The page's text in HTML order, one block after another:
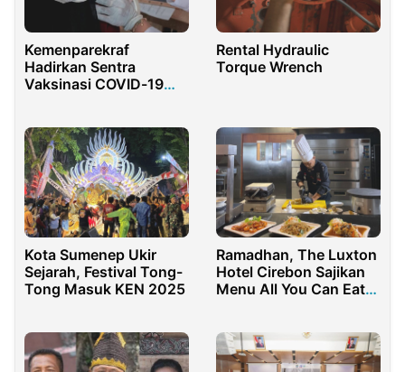
Kemenparekraf
Hadirkan Sentra
Vaksinasi COVID-19
Rental Hydraulic
Torque Wrench
Kota Sumenep Ukir
Sejarah, Festival Tong-
Tong Masuk KEN 2025
Ramadhan, The Luxton
Hotel Cirebon Sajikan
Menu All You Can Eat
Food